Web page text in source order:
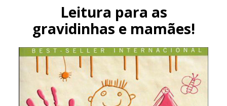
Leitura para as
gravidinhas e mamães!